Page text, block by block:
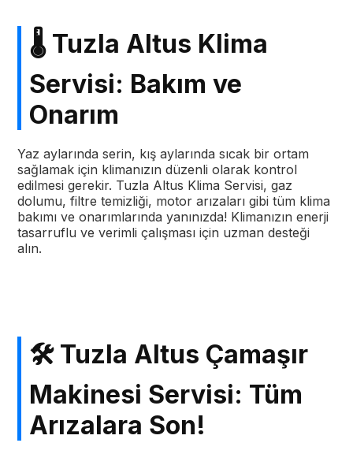
🌡️ Tuzla Altus Klima
Servisi: Bakım ve
Onarım
Yaz aylarında serin, kış aylarında sıcak bir ortam
sağlamak için klimanızın düzenli olarak kontrol
edilmesi gerekir. Tuzla Altus Klima Servisi, gaz
dolumu, filtre temizliği, motor arızaları gibi tüm klima
bakımı ve onarımlarında yanınızda! Klimanızın enerji
tasarruflu ve verimli çalışması için uzman desteği
alın.
🛠️ Tuzla Altus Çamaşır
Makinesi Servisi: Tüm
Arızalara Son!